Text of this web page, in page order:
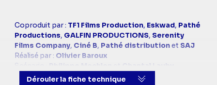
Casting
simba
Coproduit par : TF1 Films Production, Eskwad, Pathé
Productions, GALFIN PRODUCTIONS, Serenity
Films Company, Ciné B, Pathé distributionet SAJ
Réalisé par : Olivier Baroux
Scénario :
Scénario et dialogues :
Philippe Mechlen
Dérouler la fiche technique